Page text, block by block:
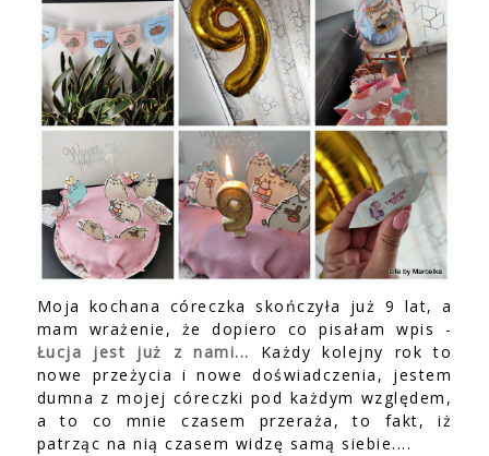
Moja kochana córeczka skończyła już 9 lat, a
mam wrażenie, że dopiero co pisałam wpis -
Łucja jest już z nami... Każdy kolejny rok to
nowe przeżycia i nowe doświadczenia, jestem
dumna z mojej córeczki pod każdym względem,
a to co mnie czasem przeraża, to fakt, iż
patrząc na nią czasem widzę samą siebie....